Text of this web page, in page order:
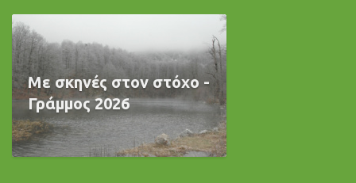
Με σκηνές στον στόχο -
Γράμμος 2026